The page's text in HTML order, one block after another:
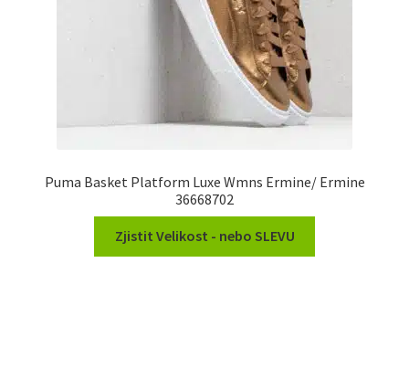
Puma Basket Platform Luxe Wmns Ermine/ Ermine
36668702
Zjistit Velikost - nebo SLEVU